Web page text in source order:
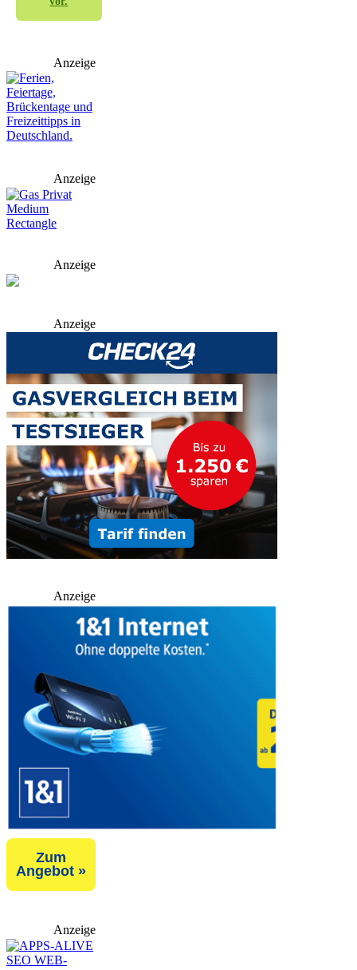
Anzeige
Anzeige
Anzeige
Anzeige
Anzeige
Zum
Angebot »
Anzeige